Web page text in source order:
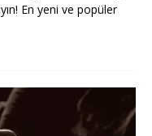
En yeni ve popüler